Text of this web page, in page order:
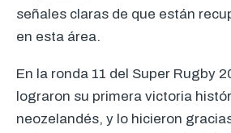
señales claras de que están
en esta área.
En la ronda 11 del Super Rugby
lograron su primera victoria
neozelandés, y lo hicieron